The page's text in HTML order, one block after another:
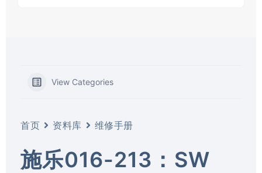
View Categories
首页 资料库 维修手册
施乐016-213：SW